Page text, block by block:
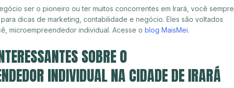
ser o pioneiro ou ter muitos concorrentes em Irará, você sempre
dicas de marketing, contabilidade e negócio. Eles são voltados
microempreendedor individual. Acesse o blog MaisMei.
SOBRE O
INDIVIDUAL NA CIDADE DE IRARÁ